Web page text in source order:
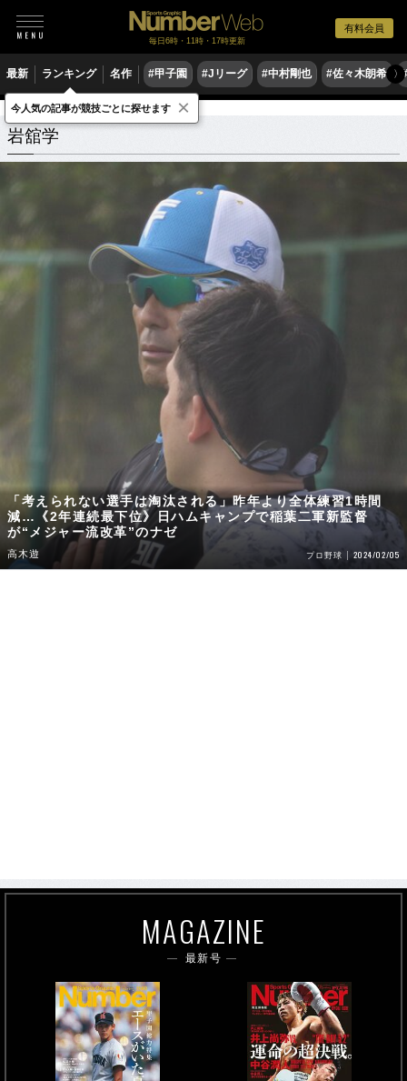
有料会員
毎日6時・11時・17時更新
最新 ランキング 名作 #甲子園 #Jリーグ #中村剛也 #佐々木朗希 〉
岩舘学 関連記事
岩舘学
「考えられない選手は淘汰される」昨年より全体練習1時間
減…《2年連続最下位》日ハムキャンプで稲葉二軍新監督
が“メジャー流改革”のナゼ
高木遊 プロ野球 2024/02/05
MAGAZINE
最新号
今人気の記事が競技ごとに探せます ×